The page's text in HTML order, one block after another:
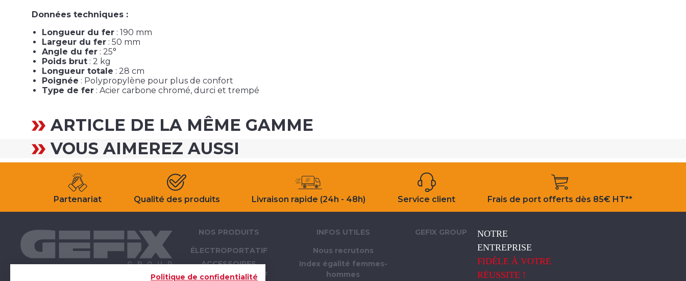
Données techniques :
Longueur du fer : 190 mm
Largeur du fer : 50 mm
Angle du fer : 25°
Poids brut : 2 kg
Longueur totale : 28 cm
Poignée : Polypropylène pour plus de confort
Type de fer : Acier carbone chromé, durci et trempé
ARTICLE DE LA MÊME GAMME
VOUS AIMEREZ AUSSI
Partenariat Qualité des produits Livraison rapide (24h - 48h) Service client Frais de port offerts dès 85€ HT**
NOS PRODUITS
ÉLECTROPORTATIF
ACCESSOIRES
ÉLECTROPORTATIF
INFOS UTILES
Nous recrutons
Index égalité femmes-
hommes
GEFIX GROUP
NOTRE
ENTREPRISE
FIDÈLE À VOTRE
RÉUSSITE !
Politique de confidentialité